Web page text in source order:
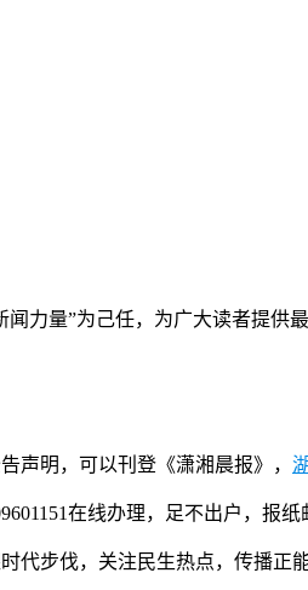
力量”为己任，为广大读者提供
声明，可以刊登《潇湘晨报》，
在线办理，足不出户，报纸
步伐，关注民生热点，传播